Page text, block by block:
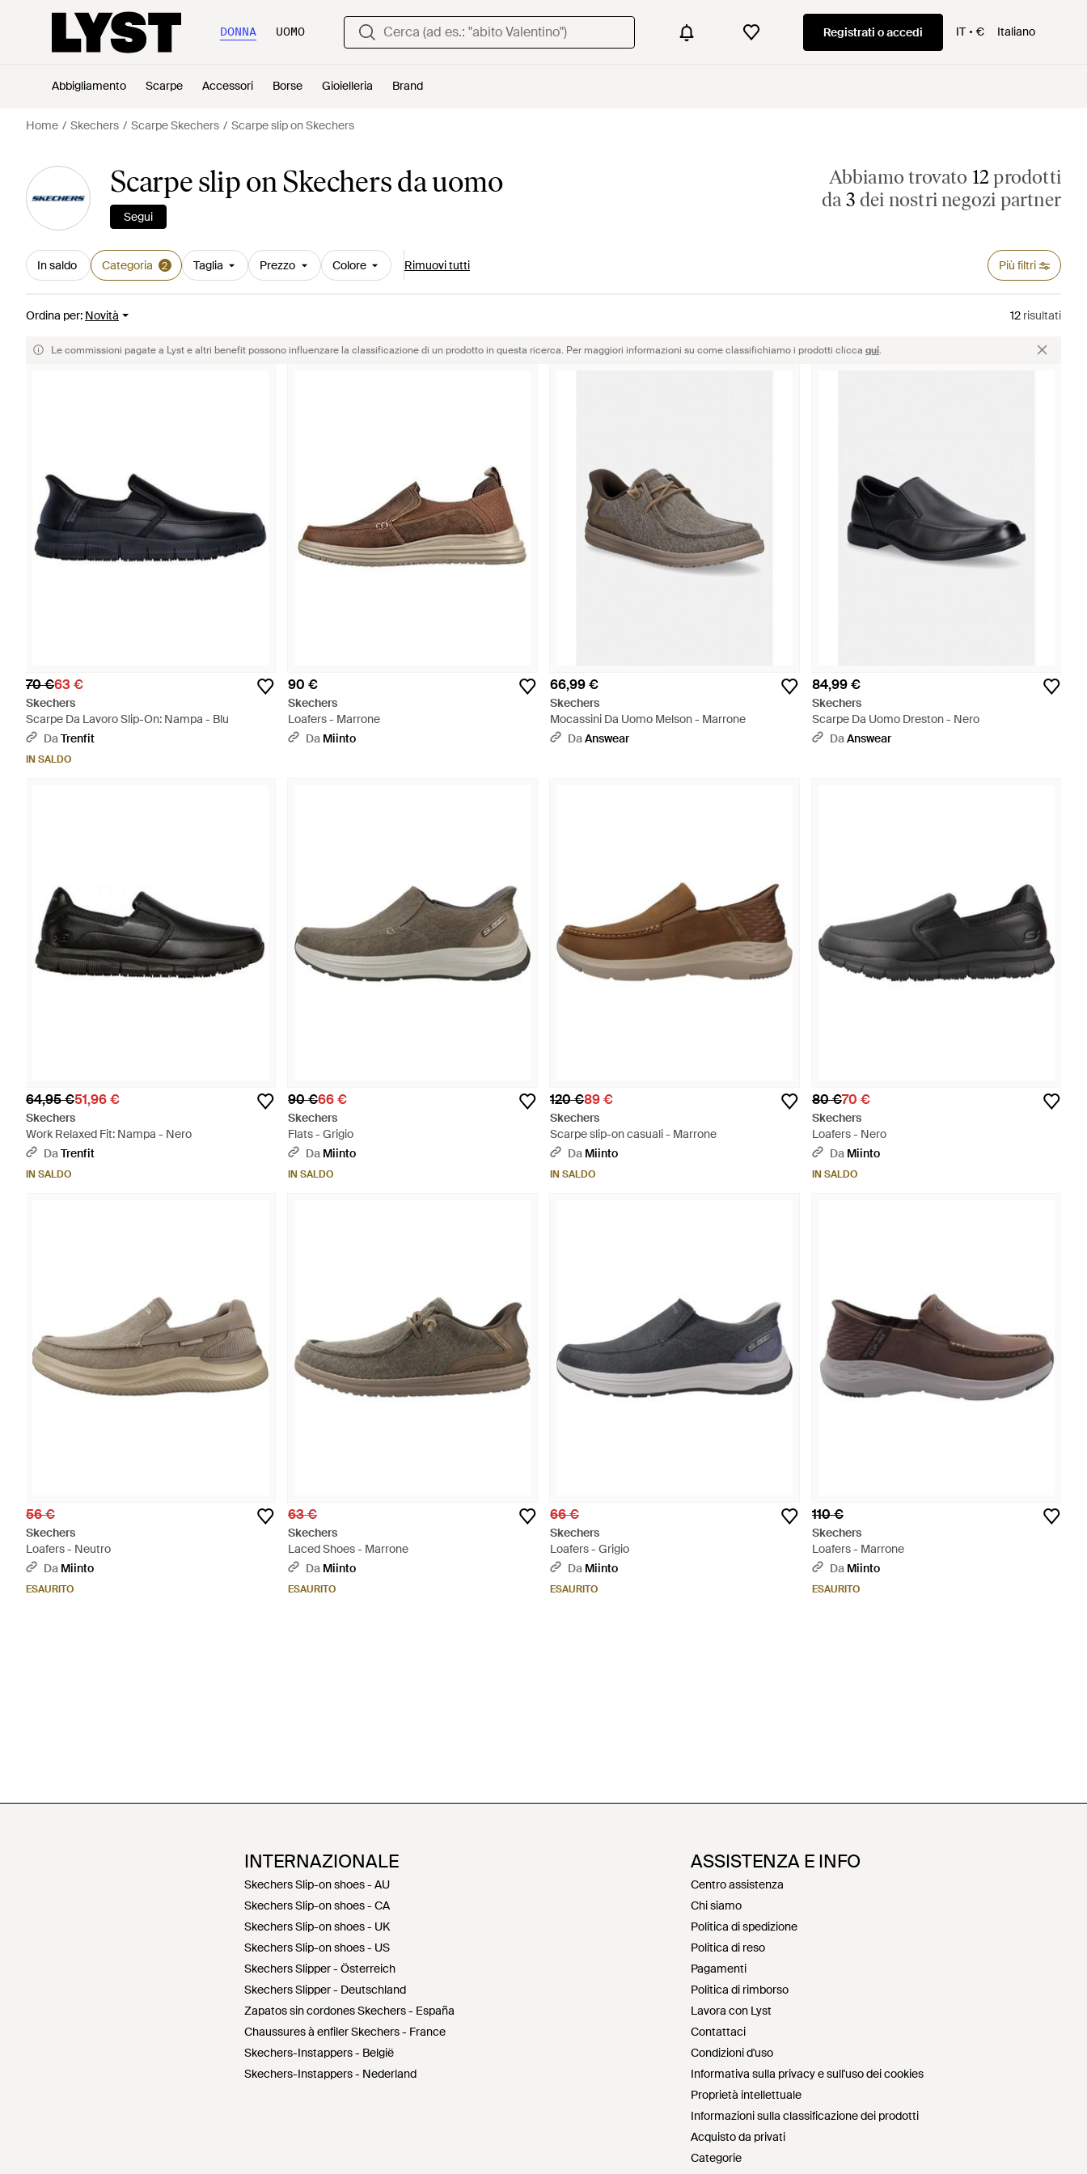
DONNA UOMO Registrati o accedi IT € Italiano
Abbigliamento Scarpe Accessori Borse Gioielleria Brand
Home Skechers Scarpe Skechers Scarpe slip on Skechers
Scarpe slip on Skechers da uomo
Segui
Abbiamo trovato 12 prodotti
da 3 dei nostri negozi partner
In saldo Categoria 2 Taglia Prezzo Colore Rimuovi tutti Più filtri
Ordina per: Novità 12 risultati
Le commissioni pagate a Lyst e altri benefit possono influenzare la classificazione di un prodotto in questa ricerca. Per maggiori informazioni su come classifichiamo i prodotti clicca qui.
70 €63 €
Skechers
Scarpe Da Lavoro Slip-On: Nampa - Blu
DaTrenfit
IN SALDO
90 €
Skechers
Loafers - Marrone
Da Miinto
66,99 €
Skechers
Mocassini Da Uomo Melson - Marrone
DaAnswear
84,99 €
Skechers
Scarpe Da Uomo Dreston - Nero
DaAnswear
64,95 €51,96 €
Skechers
Work Relaxed Fit: Nampa - Nero
DaTrenfit
IN SALDO
90 €66 €
Skechers
Flats - Grigio
Da Miinto
IN SALDO
120 €89 €
Skechers
Scarpe slip-on casuali - Marrone
Da Miinto
IN SALDO
80 €70 €
Skechers
Loafers - Nero
Da Miinto
IN SALDO
56 €
Skechers
Loafers - Neutro
Da Miinto
ESAURITO
63 €
Skechers
Laced Shoes - Marrone
Da Miinto
ESAURITO
66 €
Skechers
Loafers - Grigio
Da Miinto
ESAURITO
110 €
Skechers
Loafers - Marrone
Da Miinto
ESAURITO
INTERNAZIONALE
Skechers Slip-on shoes - AU
Skechers Slip-on shoes - CA
Skechers Slip-on shoes - UK
Skechers Slip-on shoes - US
Skechers Slipper - Österreich
Skechers Slipper - Deutschland
Zapatos sin cordones Skechers - España
Chaussures à enfiler Skechers - France
Skechers-Instappers - België
Skechers-Instappers - Nederland
ASSISTENZA E INFO
Centro assistenza
Chi siamo
Politica di spedizione
Politica di reso
Pagamenti
Politica di rimborso
Lavora con Lyst
Contattaci
Condizioni d'uso
Informativa sulla privacy e sull'uso dei cookies
Proprietà intellettuale
Informazioni sulla classificazione dei prodotti
Acquisto da privati
Categorie